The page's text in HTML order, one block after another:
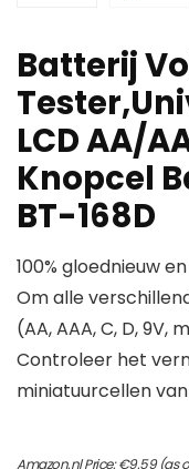
Batterij
LCD AA/
Knopcel
BT-168D
100% gloednieuw
Om alle
(AA, AAA, C, D, 9V,
Controleer het
miniatuurcellen van
Amazon.nl Price:€9.59(as